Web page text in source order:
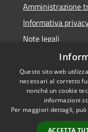
Amministrazione
Informativa
Note legali
Dichiarazione di
RSS
Accessibilità
Questo sito web
necessari al corretto
nonché un cookie
informazioni
Per maggiori dettagli,
ACCETTA